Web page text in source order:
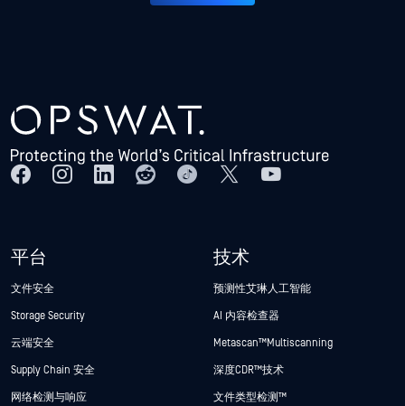
平台
文件安全
Storage Security
云端安全
Supply Chain 安全
网络检测与响应
技术
预测性艾琳人工智能
AI 内容检查器
Metascan™ Multiscanning
深度CDR™技术
文件类型检测™